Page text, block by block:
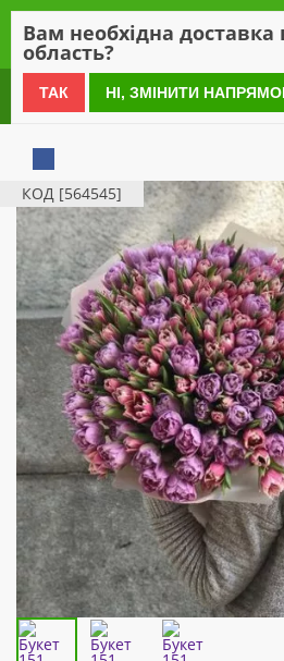
0 800 21 54 55
КОД [564545]
Вам необхідна доставка
область?
ТАК НІ, ЗМІНИТИ